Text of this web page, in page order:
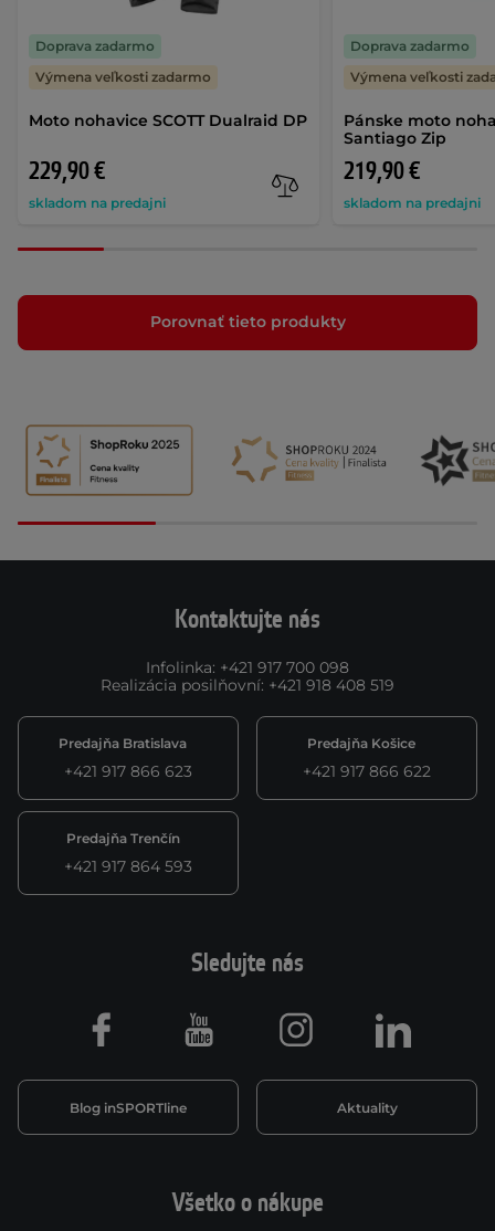
Moto nohavice SCOTT Dualraid DP
229,90 €
skladom na predajni
Doprava zadarmo
Výmena veľkosti zadarmo
Pánske moto
Santiago Zip
219,90 €
skladom na predajni
Doprava zadarmo
Výmena veľkosti
Porovnať tieto produkty
Kontaktujte nás
Infolinka: +421 917 700 098
Realizácia posilňovní: +421 918 408 519
Predajňa Bratislava
+421 917 866 623
Predajňa Košice
+421 917 866 622
Predajňa Trenčín
+421 917 864 593
Všetko o nákupe
Sledujte nás
Blog inSPORTline Aktuality
Facebook Youtube Instagram LinkedIn